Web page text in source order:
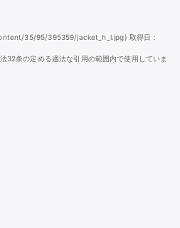
35/95/395359/jacket_h_l.jpg) 取得日：
32条の定める適法な引用の範囲内で使用していま